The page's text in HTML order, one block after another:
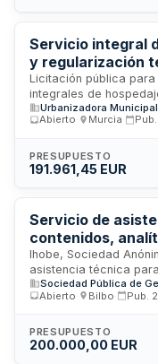
contrato es privada
ejecución se somete
responsable
Servicio integral
y regularización
Tramitaciones
Licitación pública
integrales de
regularización de la
servicio incluye la
infraestructura
Consejo de
importe del contrato
mediante
Urbanizadora
Abierto
Murcia Pub.
PRESUPUESTO
191.961,45 EUR
Servicio de
contenidos,
Ihobe
Ihobe, Sociedad
asistencia técnica
de sus sitios web y
incluyendo estrategias
de Prescripciones
procedimiento de
Sociedad Pública de
Abierto
Bilbo Pub.
PRESUPUESTO
200.000,00 EUR